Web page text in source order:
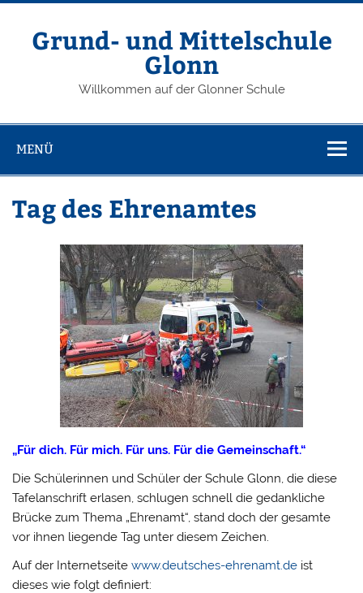
Grund- und Mittelschule
Glonn
Willkommen auf der Glonner Schule
MENÜ
Tag des Ehrenamtes
„Für dich. Für mich. Für uns. Für die Gemeinschaft.“
Die Schülerinnen und Schüler der Schule Glonn, die diese
Tafelanschrift erlasen, schlugen schnell die gedankliche
Brücke zum Thema „Ehrenamt“, stand doch der gesamte
vor ihnen liegende Tag unter diesem Zeichen.
Auf der Internetseitewww.deutsches-ehrenamt.de ist
dieses wie folgt definiert: